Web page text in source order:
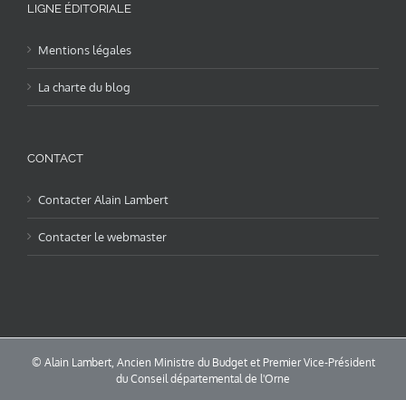
LIGNE ÉDITORIALE
Mentions légales
La charte du blog
CONTACT
Contacter Alain Lambert
Contacter le webmaster
© Alain Lambert, Ancien Ministre du Budget et Premier Vice-Président
du Conseil départemental de l'Orne